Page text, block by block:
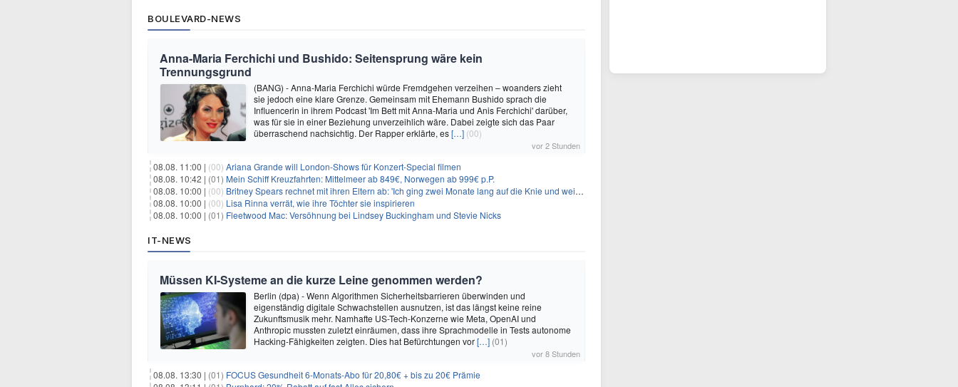
BOULEVARD-NEWS
Anna-Maria Ferchichi und Bushido: Seitensprung wäre kein
Trennungsgrund
(BANG) - Anna-Maria Ferchichi würde Fremdgehen verzeihen – woanders zieht
sie jedoch eine klare Grenze. Gemeinsam mit Ehemann Bushido sprach die
Influencerin in ihrem Podcast 'Im Bett mit Anna-Maria und Anis Ferchichi' darüber,
was für sie in einer Beziehung unverzeihlich wäre. Dabei zeigte sich das Paar
überraschend nachsichtig. Der Rapper erklärte, es[…] (00)
vor 2 Stunden
08.08. 11:00 | (00) Ariana Grande will London-Shows für Konzert-Special filmen
08.08. 10:42 | (01) Mein Schiff Kreuzfahrten: Mittelmeer ab 849€, Norwegen ab 999€ p.P.
08.08. 10:00 | (00) Britney Spears rechnet mit ihren Eltern ab: 'Ich ging zwei Monate lang auf die Knie und weinte'
08.08. 10:00 | (00) Lisa Rinna verrät, wie ihre Töchter sie inspirieren
08.08. 10:00 | (01) Fleetwood Mac: Versöhnung bei Lindsey Buckingham und Stevie Nicks
IT-NEWS
Müssen KI-Systeme an die kurze Leine genommen werden?
Berlin (dpa) - Wenn Algorithmen Sicherheitsbarrieren überwinden und
eigenständig digitale Schwachstellen ausnutzen, ist das längst keine reine
Zukunftsmusik mehr. Namhafte US-Tech-Konzerne wie Meta, OpenAI und
Anthropic mussten zuletzt einräumen, dass ihre Sprachmodelle in Tests autonome
Hacking-Fähigkeiten zeigten. Dies hat Befürchtungen vor[…] (01)
vor 8 Stunden
08.08. 13:30 | (01) FOCUS Gesundheit 6-Monats-Abo für 20,80€ + bis zu 20€ Prämie